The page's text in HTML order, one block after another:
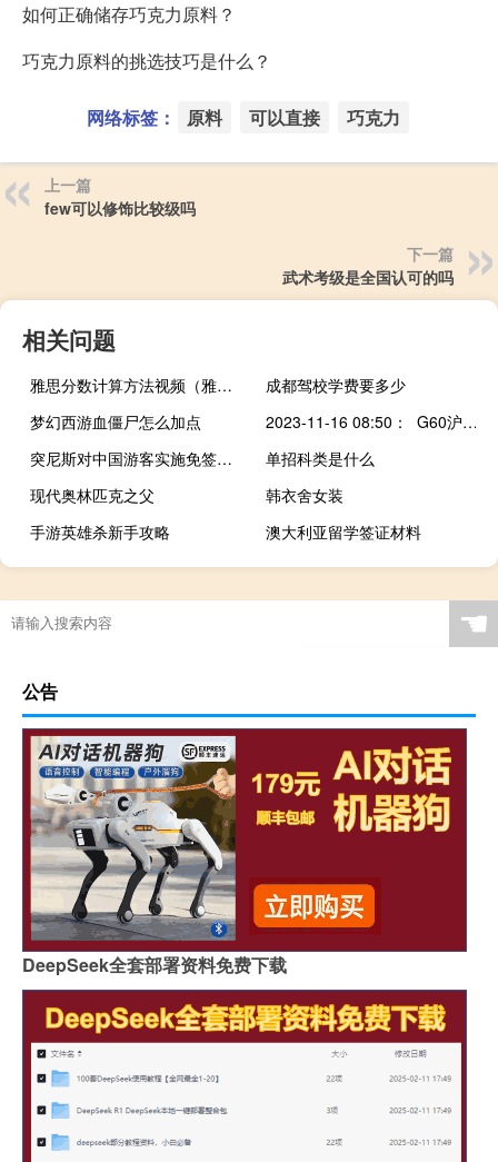
如何正确储存巧克力原料？
巧克力原料的挑选技巧是什么？
网络标签： 原料 可以直接 巧克力
上一篇
few可以修饰比较级吗
下一篇
武术考级是全国认可的吗
相关问题
雅思分数计算方法视频（雅思分数计算方法）
成都驾校学费要多少
梦幻西游血僵尸怎么加点
2023-11-16 08:50： G60沪昆高速梨温段K544公里处（上饶服务区附近，往南昌方向）因养护施工，占用行车道，单道缓慢通行。xmt ​​​
突尼斯对中国游客实施免签入境政策
单招科类是什么
现代奥林匹克之父
韩衣舍女装
手游英雄杀新手攻略
澳大利亚留学签证材料
☚
公告
DeepSeek全套部署资料免费下载